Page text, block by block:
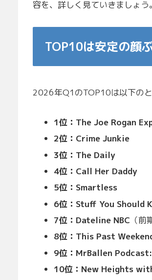
容を、詳しく見ていきましょう。
TOP10は安定の顔
2026年Q1のTOP10は以下のと
1位：The Joe Rogan
2位：Crime Junkie
3位：The Daily
4位：Call Her Daddy
5位：Smartless
6位：Stuff You Should
7位：Dateline NBC （前
8位：This Past
9位：MrBallen
10位：New Heights